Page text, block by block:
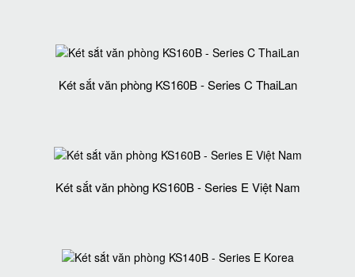
Két sắt văn phòng KS160B - Series C ThaiLan
Két sắt văn phòng KS160B - Series E Việt Nam